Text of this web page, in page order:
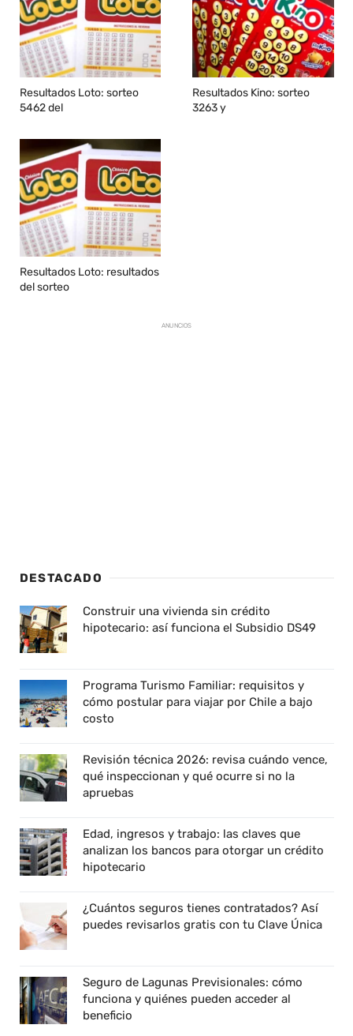
Resultados Loto: sorteo
5462 del
Resultados Kino: sorteo
3263 y
Resultados Loto: resultados
del sorteo
ANUNCIOS
DESTACADO
Construir una vivienda sin crédito
hipotecario: así funciona el Subsidio DS49
Programa Turismo Familiar: requisitos y
cómo postular para viajar por Chile a bajo
costo
Revisión técnica 2026: revisa cuándo vence,
qué inspeccionan y qué ocurre si no la
apruebas
Edad, ingresos y trabajo: las claves que
analizan los bancos para otorgar un crédito
hipotecario
¿Cuántos seguros tienes contratados? Así
puedes revisarlos gratis con tu Clave Única
Seguro de Lagunas Previsionales: cómo
funciona y quiénes pueden acceder al
beneficio